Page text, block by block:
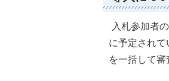
入札参加者
に予定され
を一括して